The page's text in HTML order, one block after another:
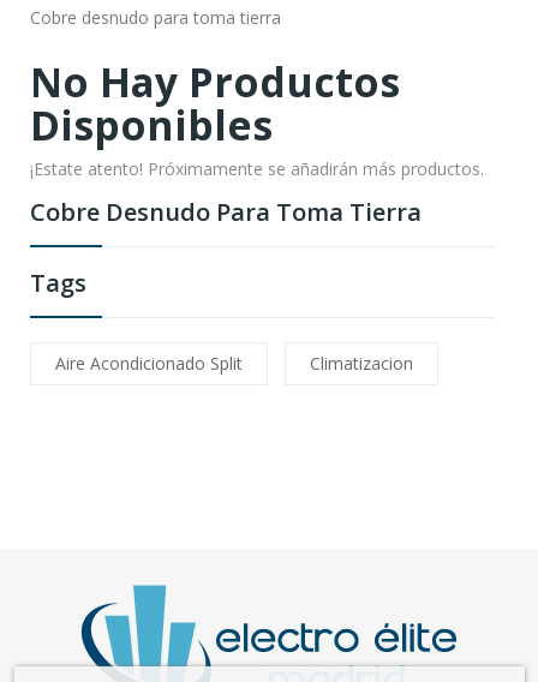
Cobre Desnudo Para Toma Tierra
Tags
Aire Acondicionado Split Climatizacion
Cobre desnudo para toma tierra
No Hay Productos
Disponibles
¡Estate atento! Próximamente se añadirán más productos.